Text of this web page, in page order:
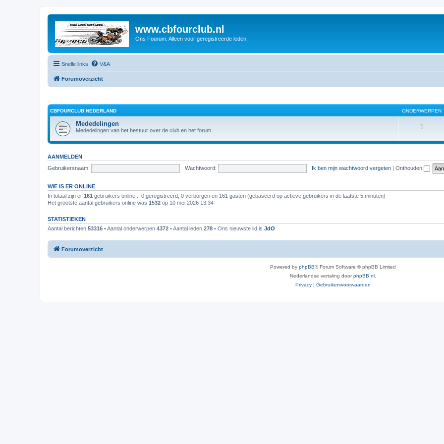
www.cbfourclub.nl
Ons Fourum. Alleen voor geregistreerde leden.
Snelle links V&A
Forumoverzicht
CBFOURCLUB NEDERLAND ONDERWERPEN
Mededelingen
Mededelingen van het bestuur over de club en het forum.
1
AANMELDEN
Gebruikersnaam:
Wachtwoord: Ik ben mijn wachtwoord vergeten | Onthouden
WIE IS ER ONLINE
In totaal zijn er 161 gebruikers online :: 0 geregistreerd, 0 verborgen en 161 gasten (gebaseerd op actieve gebruikers in de laatste 5 minuten)
Het grootste aantal gebruikers online was 1532 op 10 mei 2026 13:34
STATISTIEKEN
Aantal berichten 53316 • Aantal onderwerpen 4372 • Aantal leden 278 • Ons nieuwste lid is JdO
Forumoverzicht
Powered by phpBB® Forum Software © phpBB Limited
Nederlandse vertaling doorphpBB.nl
Privacy | Gebruikersvoorwaarden